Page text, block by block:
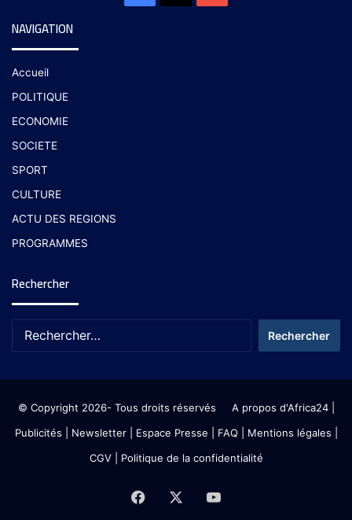
NAVIGATION
Accueil
POLITIQUE
ECONOMIE
SOCIETE
SPORT
CULTURE
ACTU DES REGIONS
PROGRAMMES
Rechercher
© Copyright 2026- Tous droits réservés A propos d'Africa24|
Publicités
Newsletter| Espace Presse | FAQ | Mentions légales
CGV| Politique de la confidentialité